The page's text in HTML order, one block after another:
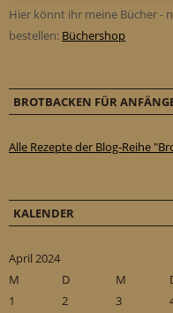
Hier könnt ihr meine Bücher -
bestellen: Büchershop
BROTBACKEN FÜR
Alle Rezepte der Blog-Reihe
KALENDER
April 2024
M
D M
1
2 3